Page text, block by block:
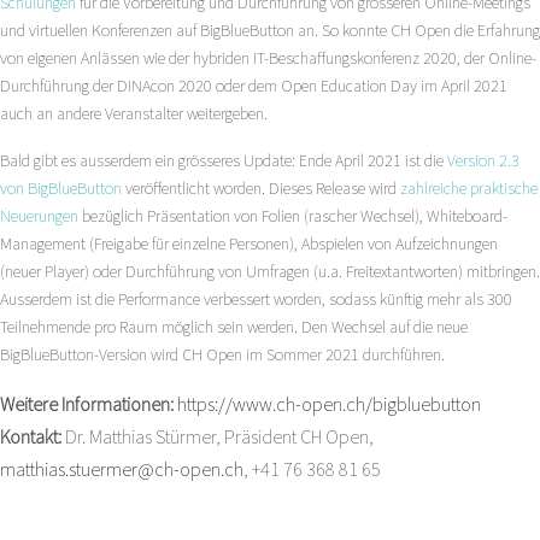
und virtuellen Konferenzen auf BigBlueButton an. So konnte CH Open die Erfahrung
von eigenen Anlässen wie der hybriden IT-Beschaffungskonferenz 2020, der Online-
Durchführung der DINAcon 2020 oder dem Open Education Day im April 2021
auch an andere Veranstalter weitergeben.
Bald gibt es ausserdem ein grösseres Update: Ende April 2021 ist dieVersion 2.3
von BigBlueButton veröffentlicht worden. Dieses Release wird zahlreiche praktische
Neuerungen bezüglich Präsentation von Folien (rascher Wechsel), Whiteboard-
Management (Freigabe für einzelne Personen), Abspielen von Aufzeichnungen
(neuer Player) oder Durchführung von Umfragen (u.a. Freitextantworten) mitbringen.
Ausserdem ist die Performance verbessert worden, sodass künftig mehr als 300
Teilnehmende pro Raum möglich sein werden. Den Wechsel auf die neue
BigBlueButton-Version wird CH Open im Sommer 2021 durchführen.
Weitere Informationen: https://www.ch-open.ch/bigbluebutton
Kontakt: Dr. Matthias Stürmer, Präsident CH Open,
matthias.stuermer@ch-open.ch, +41 76 368 81 65